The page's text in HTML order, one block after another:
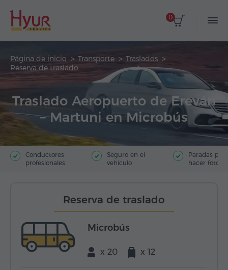
0
Página de inicio Transporte
Traslados
Reserva de traslado
Traslado Aeropuerto de Ereván
– Martuni en Microbús
Conductores
profesionales
Seguro en el
vehículo
Paradas para
hacer fotos
Reserva de traslado
Microbús
x 20 x 12